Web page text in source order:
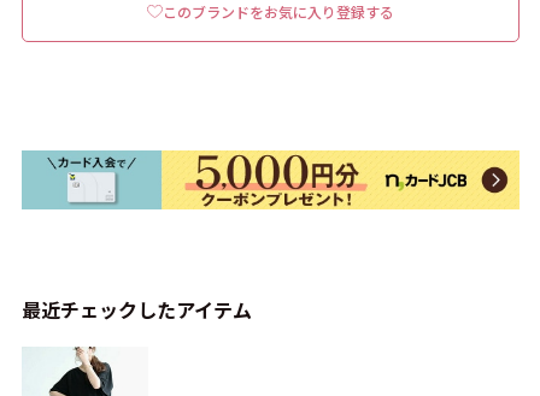
このブランドをお気に入り登録する
最近チェックしたアイテム